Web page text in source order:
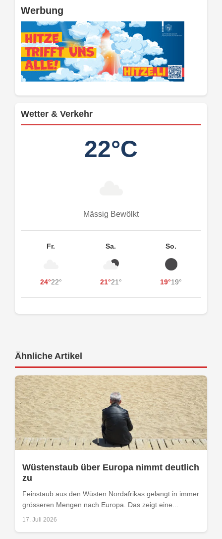
Werbung
Wetter & Verkehr
22°C
Mässig Bewölkt
Fr.
24°22°
Sa.
21°21°
So.
19°19°
Ähnliche Artikel
Wüstenstaub über Europa nimmt deutlich
zu
Feinstaub aus den Wüsten Nordafrikas gelangt in immer
grösseren Mengen nach Europa. Das zeigt eine...
17. Juli 2026